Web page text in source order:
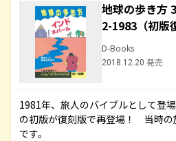
地球の歩き方
2-1983（初版
D-Books
2018.12.20 発売
1981年、旅人のバイブルとして登
の初版が復刻版で再登場！ 当時の
です。